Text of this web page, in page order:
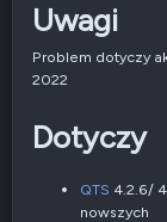
Uwagi
Problem dotyczy
2022
Dotyczy
QTS 4.2.6/
nowszych